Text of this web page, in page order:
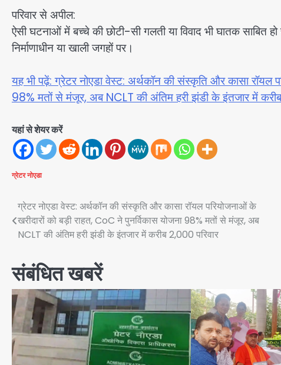
परिवार से अपील:
ऐसी घटनाओं में बच्चे की छोटी-सी गलती या विवाद भी घातक साबित
निर्माणाधीन या खाली जगहों पर।
यह भी पढ़ें: ग्रेटर नोएडा वेस्ट: अर्थकॉन की संस्कृति और कासा रॉयल
98% मतों से मंजूर, अब NCLT की अंतिम हरी झंडी के इंतजार में
यहां से शेयर करें
ग्रेटर नोएडा
Post
navigation
ग्रेटर नोएडा वेस्ट: अर्थकॉन की संस्कृति और कासा रॉयल परियोजनाओं के
खरीदारों को बड़ी राहत, CoC ने पुनर्विकास योजना 98% मतों से मंजूर, अब
NCLT की अंतिम हरी झंडी के इंतजार में करीब 2,000 परिवार
संबंधित खबरें